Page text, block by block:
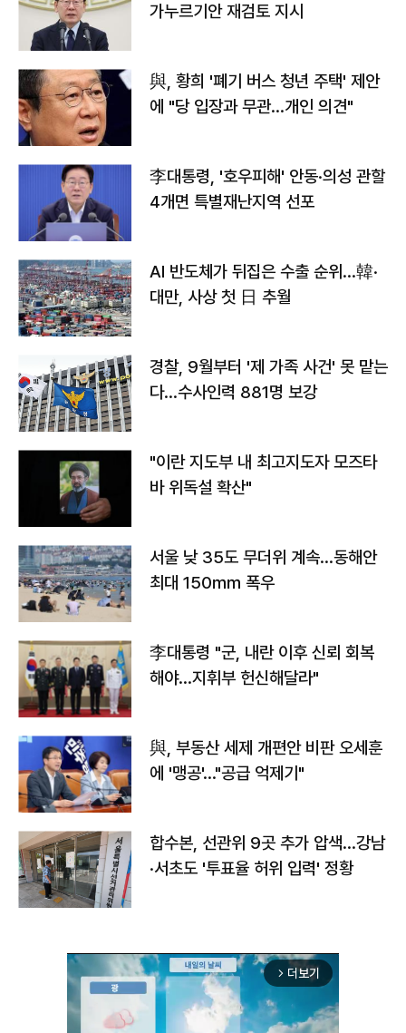
가누르기안 재검토 지시
與, 황희 '폐기 버스 청년 주택' 제안
에 "당 입장과 무관…개인 의견"
李대통령, '호우피해' 안동·의성 관할
4개면 특별재난지역 선포
AI 반도체가 뒤집은 수출 순위…韓·
대만, 사상 첫 日 추월
경찰, 9월부터 '제 가족 사건' 못 맡는
다…수사인력 881명 보강
"이란 지도부 내 최고지도자 모즈타
바 위독설 확산"
서울 낮 35도 무더위 계속…동해안
최대 150㎜ 폭우
李대통령 "군, 내란 이후 신뢰 회복
해야…지휘부 헌신해달라"
與, 부동산 세제 개편안 비판 오세훈
에 '맹공'…"공급 억제기"
합수본, 선관위 9곳 추가 압색…강남
·서초도 '투표율 허위 입력' 정황
arrow_forward_ios 더보기